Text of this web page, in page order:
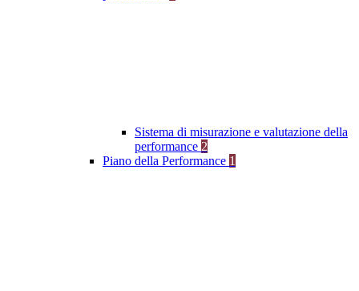
Sistema di misurazione e valutazione della
performance 2
Piano della Performance 1